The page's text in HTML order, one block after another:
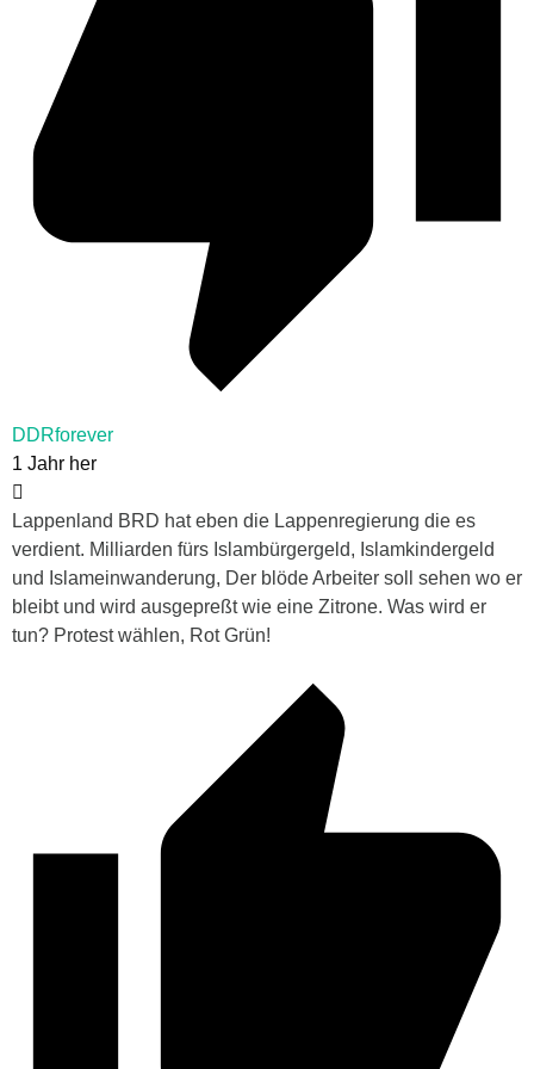
DDRforever
1 Jahr her
Lappenland BRD hat eben die Lappenregierung die es
verdient. Milliarden fürs Islambürgergeld, Islamkindergeld
und Islameinwanderung, Der blöde Arbeiter soll sehen wo er
bleibt und wird ausgepreßt wie eine Zitrone. Was wird er
tun? Protest wählen, Rot Grün!